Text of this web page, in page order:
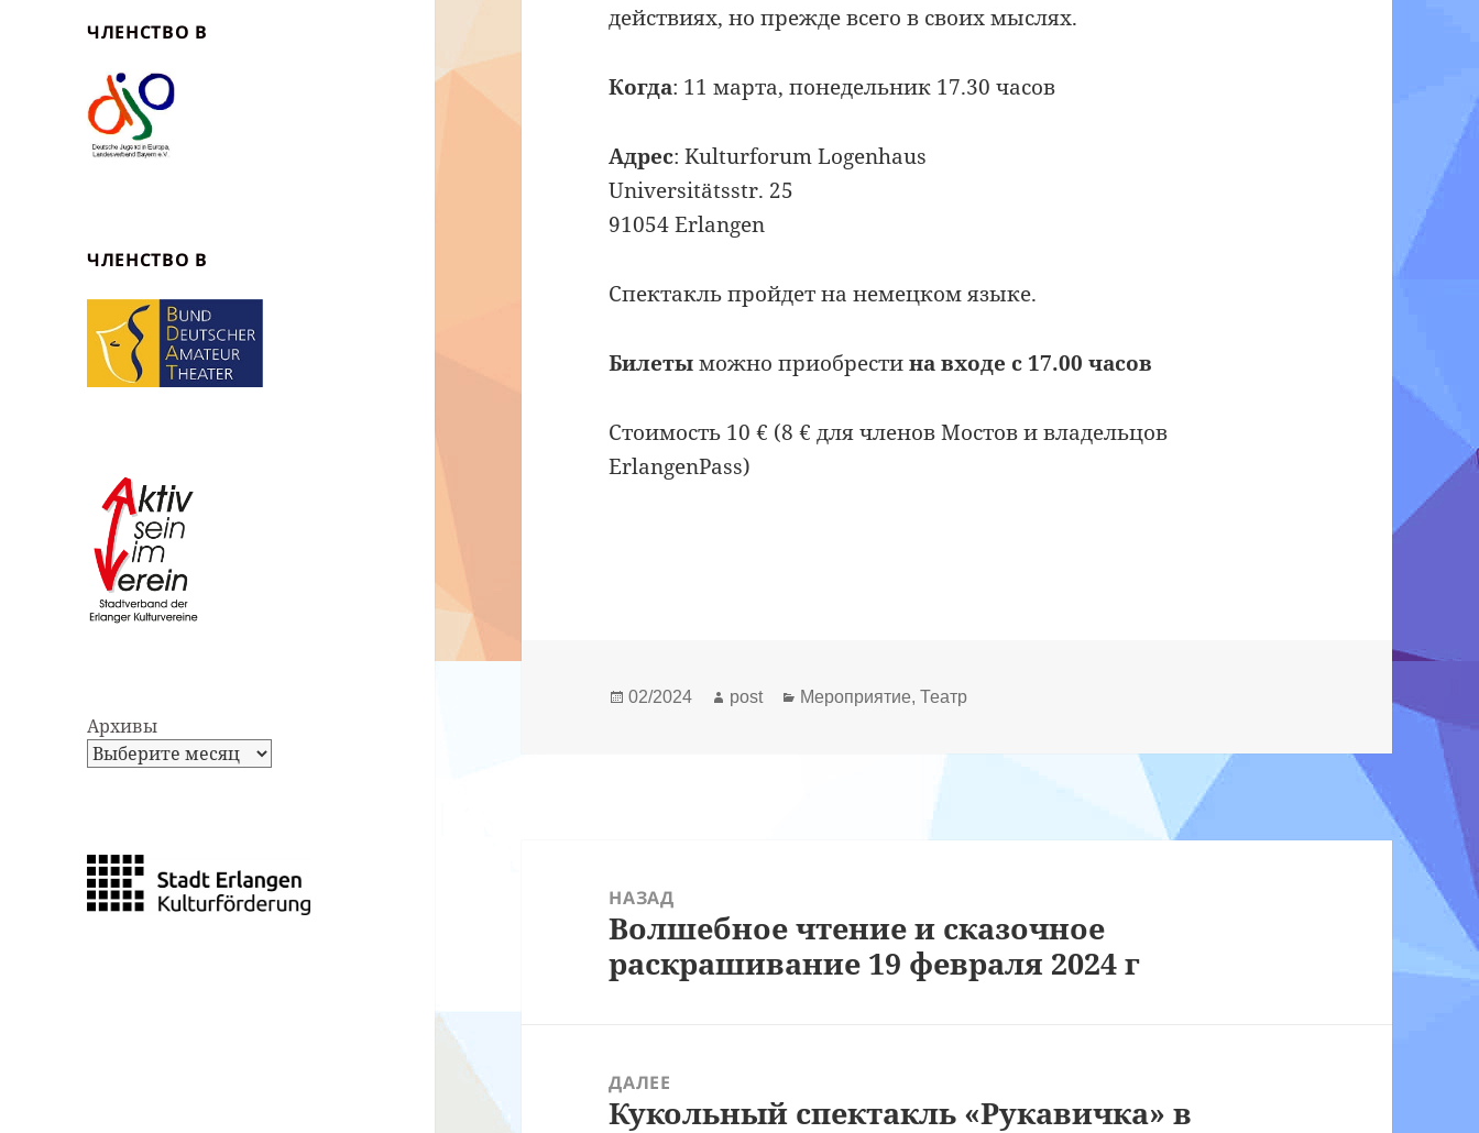
ЧЛЕНСТВО В
ЧЛЕНСТВО В
Архивы
действиях, но прежде всего в своих мыслях.
Когда: 11 марта, понедельник 17.30 часов
Адрес: Kulturforum Logenhaus
Universitätsstr. 25
91054 Erlangen
Спектакль пройдет на немецком языке.
Билетыможно приобрестина входе c 17.00 часов
Стоимость 10 € (8 € для членов Мостов и владельцов
ErlangenPass)
Опубликовано
02/2024 Автор
post Рубрики
Мероприятие,Театр
записям
НАЗАД
Предыдущая
запись:
Волшебное чтение и сказочное
раскрашивание 19 февраля 2024 г
ДАЛЕЕ
Следующая
Кукольный спектакль «Рукавичка» в